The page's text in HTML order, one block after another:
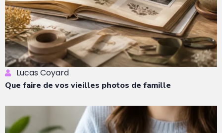
Lucas Coyard
Que faire de vos vieilles photos de famille